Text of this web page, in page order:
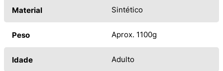
Material Sintético
Peso Aprox. 1100g
Idade Adulto